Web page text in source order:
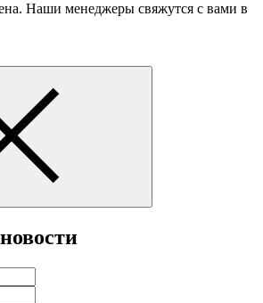
Наши менеджеры свяжутся с вами в